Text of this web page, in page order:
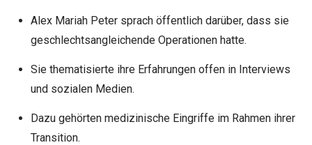
Alex Mariah Peter sprach öffentlich darüber, dass sie
geschlechtsangleichende Operationen hatte.
Sie thematisierte ihre Erfahrungen offen in Interviews
und sozialen Medien.
Dazu gehörten medizinische Eingriffe im Rahmen ihrer
Transition.